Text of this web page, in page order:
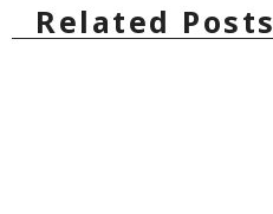
Related Posts